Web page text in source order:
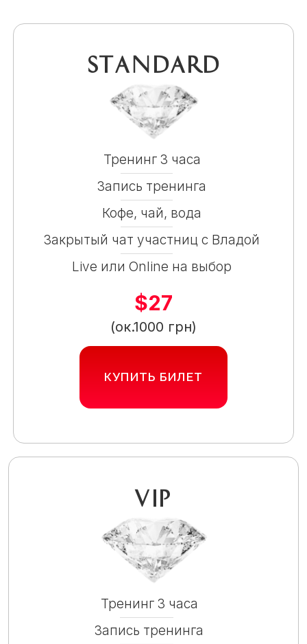
Standard
Тренинг 3 часа
Запись тренинга
Кофе, чай, вода
Закрытый чат участниц с Владой
Live или Online на выбор
$27
(ок.1000 грн)
КУПИТЬ БИЛЕТ
VIP
Тренинг 3 часа
Запись тренинга